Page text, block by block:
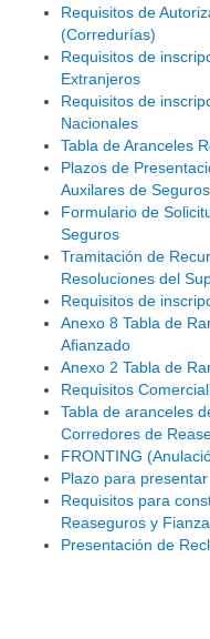
Requisitos de
(Corredurías)
Requisitos de
Extranjeros
Requisitos de
Nacionales
Tabla de Aranceles
Plazos de
Auxilares de Seguros
Formulario de
Seguros
Tramitación de
Resoluciones del
Requisitos de
Anexo 8 Tabla de
Afianzado
Anexo 2 Tabla de
Requisitos
Tabla de aranceles
Corredores de
FRONTING
Plazo para
Requisitos para
Reaseguros y
Presentación de